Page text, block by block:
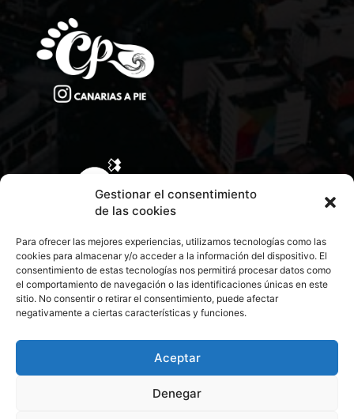
Gestionar el consentimiento
de las cookies
Para ofrecer las mejores experiencias, utilizamos tecnologías como las
cookies para almacenar y/o acceder a la información del dispositivo. El
consentimiento de estas tecnologías nos permitirá procesar datos como
el comportamiento de navegación o las identificaciones únicas en este
sitio. No consentir o retirar el consentimiento, puede afectar
negativamente a ciertas características y funciones.
Aceptar
Denegar
CONTACTA CON NOSOTROS